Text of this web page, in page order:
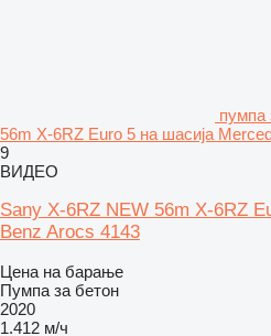
пумпа
56m X-6RZ Euro 5 на шасија
9
ВИДЕО
Sany X-6RZ NEW 56m X-6RZ
Benz Arocs 4143
Цена на барање
Пумпа за бетон
2020
1.412 м/ч